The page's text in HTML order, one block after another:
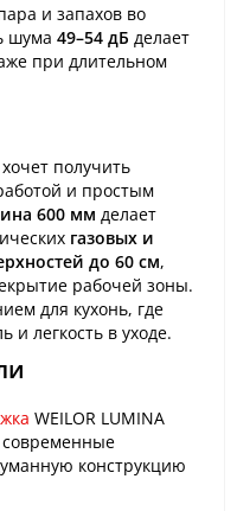
и запахов во
шума 49–54 дБ делает
при длительном
получить
и простым
600 мм делает
газовых и
до 60 см,
рабочей зоны.
для кухонь, где
и легкость в уходе.
WEILOR LUMINA
современные
конструкцию